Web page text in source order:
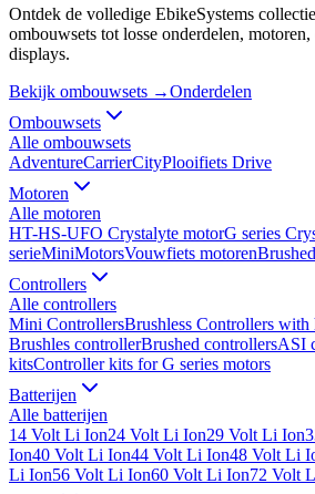
Ontdek de volledige EbikeSystems
ombouwsets tot losse onderdelen,
displays.
Bekijk ombouwsets →Onderdelen
Ombouwsets
Alle ombouwsets
AdventureCarrierCityPlooifiets Drive
Motoren
Alle motoren
HT-HS-UFO Crystalyte motorG series
serieMiniMotorsVouwfiets motoren
Controllers
Alle controllers
Mini ControllersBrushless Controllers with
Brushles controllerBrushed controllersASI
kitsController kits for G series motors
Batterijen
Alle batterijen
14 Volt Li Ion24 Volt Li Ion29 Volt Li Ion
Ion40 Volt Li Ion44 Volt Li Ion48 Volt Li
Li Ion56 Volt Li Ion60 Volt Li Ion72 Volt